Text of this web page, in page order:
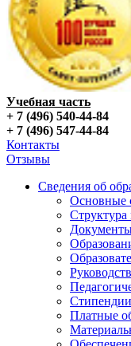
Учебная часть
+ 7 (496) 540-44-84
+ 7 (496) 547-44-84
Контакты
Отзывы
Сведения об
Основные
Платные